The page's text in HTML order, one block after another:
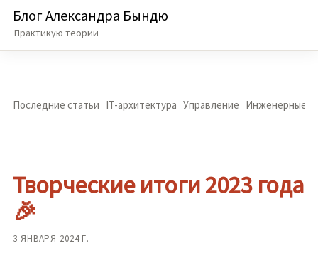
Последние статьи IT-архитектура Управление Инженерные
Творческие итоги 2023 года
🎉
3 ЯНВАРЯ 2024 Г.
Блог Александра Бындю
Практикую теории